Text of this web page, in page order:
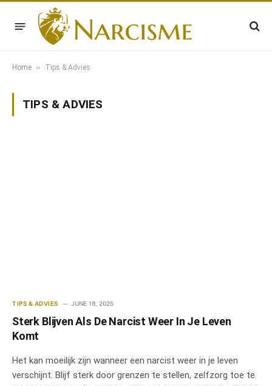
Home » Tips & Advies
TIPS & ADVIES
TIPS & ADVIES JUNE 19, 2025
Sterk Blijven Als De Narcist Weer In Je Leven
Komt
Het kan moeilijk zijn wanneer een narcist weer in je leven
verschijnt. Blijf sterk door grenzen te stellen, zelfzorg toe te